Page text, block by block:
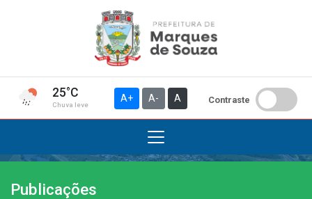
25°C
Chuva leve
A+ A- A Contraste
Institucional
Publicações